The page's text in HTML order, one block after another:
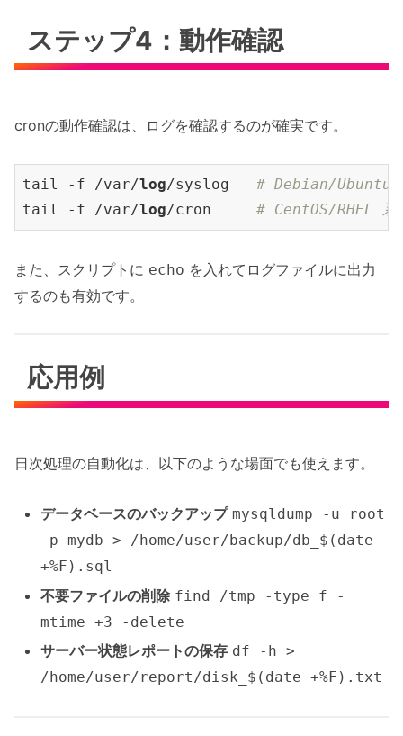
ステップ4：動作確認
cronの動作確認は、ログを確認するのが確実です。
tail -f /var/log/syslog # Debian/Ubuntu
tail -f /var/log/cron # CentOS/RHEL 系
また、スクリプトに echo を入れてログファイルに出力
するのも有効です。
応用例
日次処理の自動化は、以下のような場面でも使えます。
データベースのバックアップ mysqldump -u root
-p mydb > /home/user/backup/db_$(date
+%F).sql
不要ファイルの削除 find /tmp -type f -
mtime +3 -delete
サーバー状態レポートの保存 df -h >
/home/user/report/disk_$(date +%F).txt